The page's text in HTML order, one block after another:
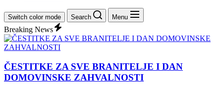
Switch color mode Search Menu
Breaking News
ČESTITKE ZA SVE BRANITELJE I DAN
DOMOVINSKE ZAHVALNOSTI